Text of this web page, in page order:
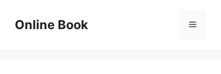
contentOnline Book Menu